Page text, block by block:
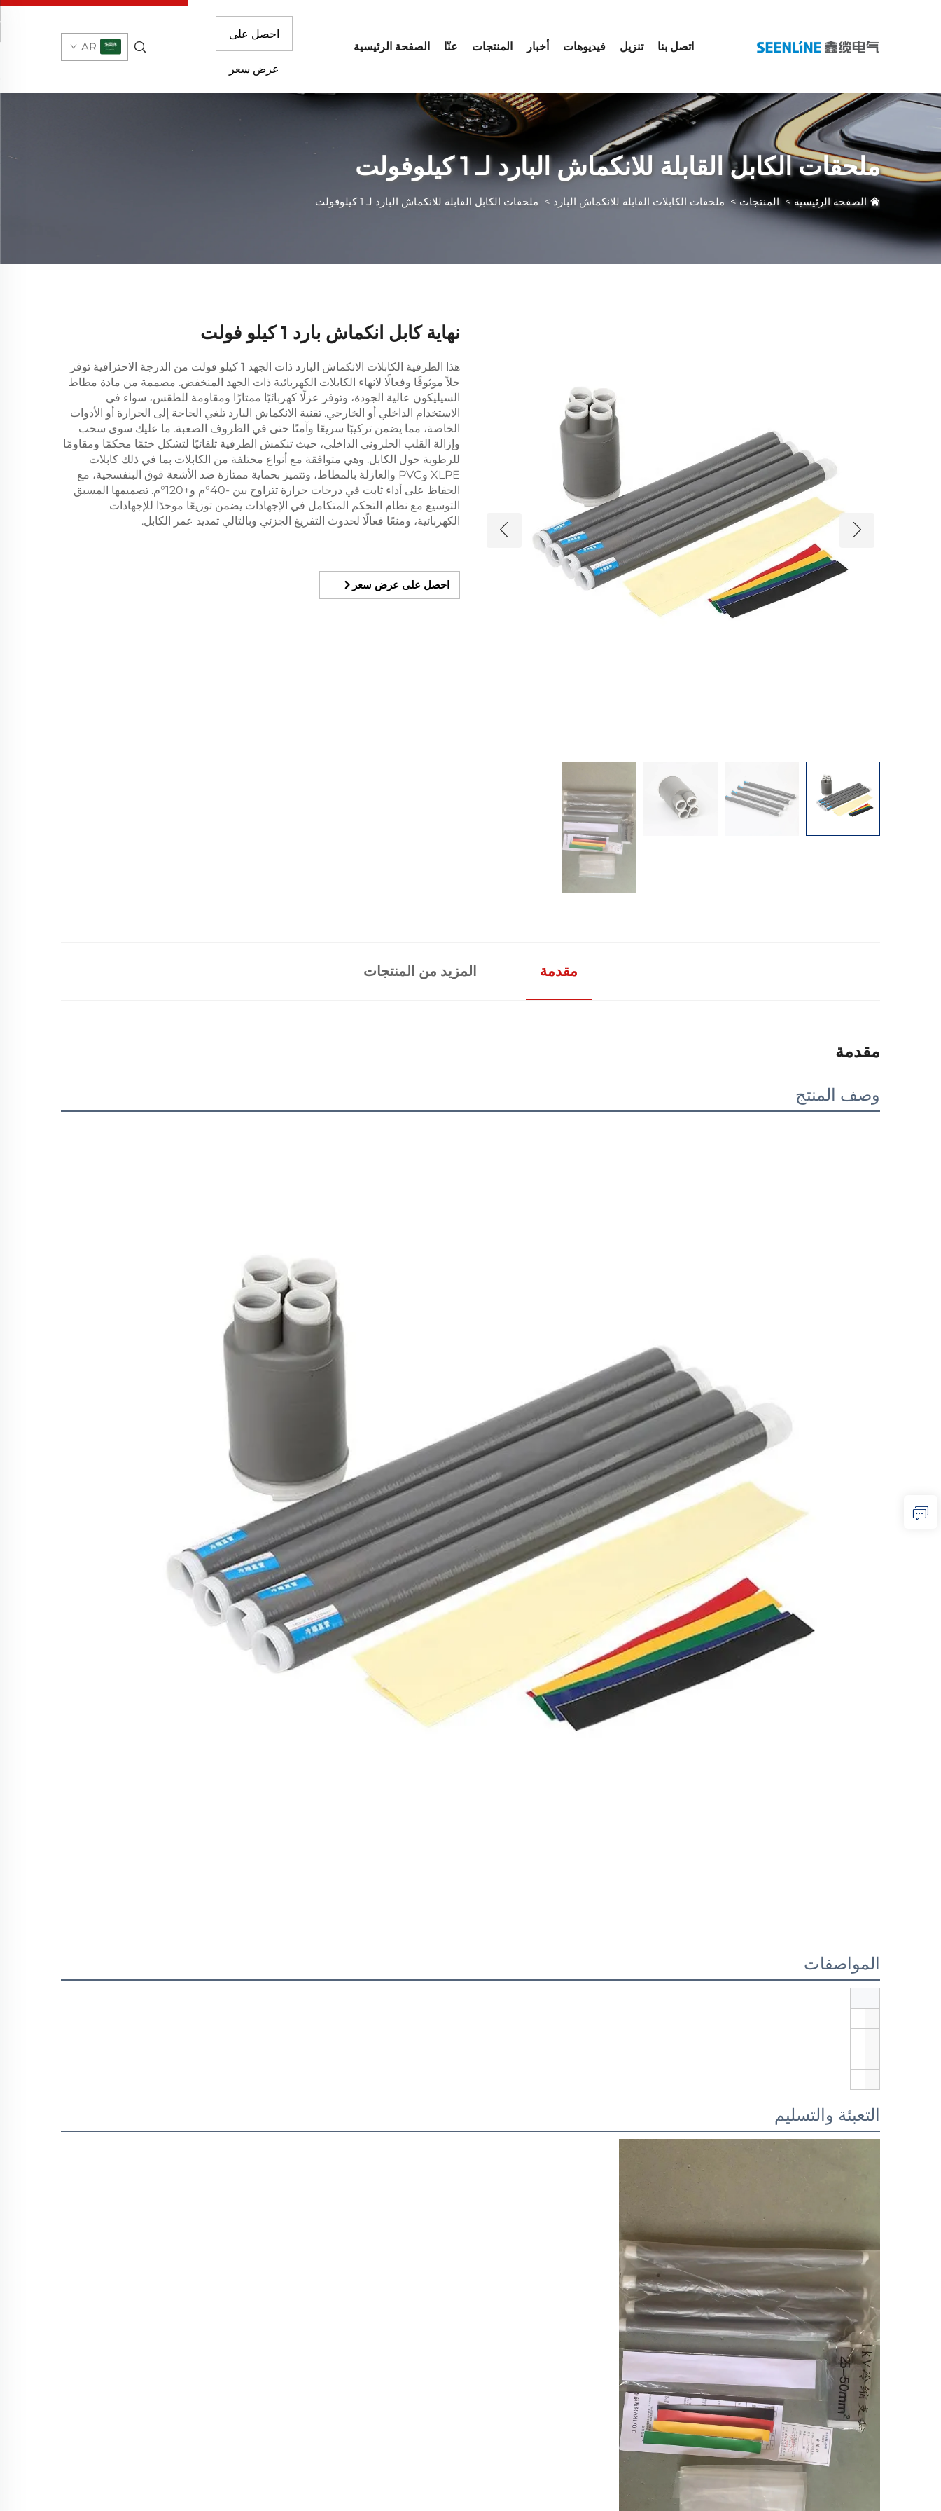
الصفحة الرئيسية عنّا المنتجات أخبار فيديوهات تنزيل اتصل بنا
احصل على
عرض سعر
AR
ملحقات الكابل القابلة للانكماش البارد لـ 1 كيلوفولت
الصفحة الرئيسية >المنتجات> ملحقات الكابلات القابلة للانكماش البارد > ملحقات الكابل القابلة للانكماش البارد لـ 1 كيلوفولت
نهاية كابل انكماش بارد 1 كيلو فولت
هذا الطرفية الكابلات الانكماش البارد ذات الجهد 1 كيلو فولت من الدرجة الاحترافية توفر
حلاً موثوقًا وفعالًا لانهاء الكابلات الكهربائية ذات الجهد المنخفض. مصممة من مادة مطاط
السيليكون عالية الجودة، وتوفر عزلًا كهربائيًا ممتازًا ومقاومة للطقس، سواء في
الاستخدام الداخلي أو الخارجي. تقنية الانكماش البارد تلغي الحاجة إلى الحرارة أو الأدوات
الخاصة، مما يضمن تركيبًا سريعًا وآمنًا حتى في الظروف الصعبة. ما عليك سوى سحب
وإزالة القلب الحلزوني الداخلي، حيث تنكمش الطرفية تلقائيًا لتشكل ختمًا محكمًا ومقاومًا
للرطوبة حول الكابل. وهي متوافقة مع أنواع مختلفة من الكابلات بما في ذلك كابلات
XLPE وPVC والعازلة بالمطاط، وتتميز بحماية ممتازة ضد الأشعة فوق البنفسجية، مع
الحفاظ على أداء ثابت في درجات حرارة تتراوح بين -40°م و+120°م. تصميمها المسبق
التوسيع مع نظام التحكم المتكامل في الإجهادات يضمن توزيعًا موحدًا للإجهادات
الكهربائية، ومنعًا فعالًا لحدوث التفريغ الجزئي وبالتالي تمديد عمر الكابل.
احصل على عرض سعر
مقدمة المزيد من المنتجات
مقدمة
وصف المنتج
المواصفات
التعبئة والتسليم